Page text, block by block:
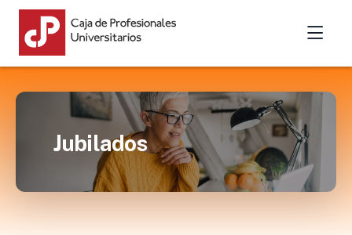
Jubilados